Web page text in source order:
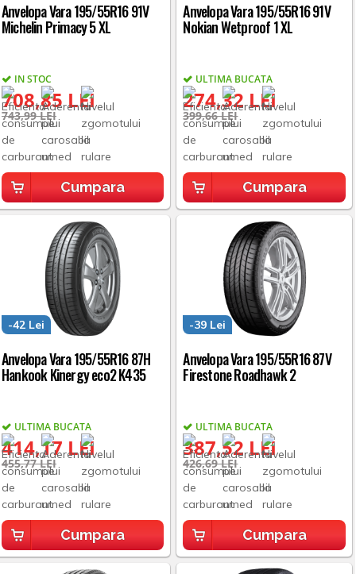
Anvelopa Vara 195/55R16 91V
Michelin Primacy 5 XL
IN STOC
708,85 LEI
743,99 LEI
Cumpara
Anvelopa Vara 195/55R16 91V
Nokian Wetproof 1 XL
ULTIMA BUCATA
274,32 LEI
399,66 LEI
Cumpara
Anvelopa Vara 195/55R16 87H
Hankook Kinergy eco2 K435
ULTIMA BUCATA
414,17 LEI
-42 Lei
455,77 LEI
Cumpara
Anvelopa Vara 195/55R16 87V
Firestone Roadhawk 2
ULTIMA BUCATA
387,52 LEI
-39 Lei
426,69 LEI
Cumpara